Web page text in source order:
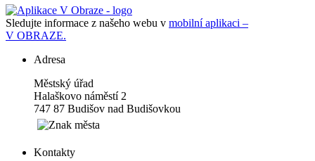
Sledujte informace z našeho webu v mobilní aplikaci –
V OBRAZE.
Adresa
Městský úřad
Halaškovo náměstí 2
747 87 Budišov nad Budišovkou
Kontakty